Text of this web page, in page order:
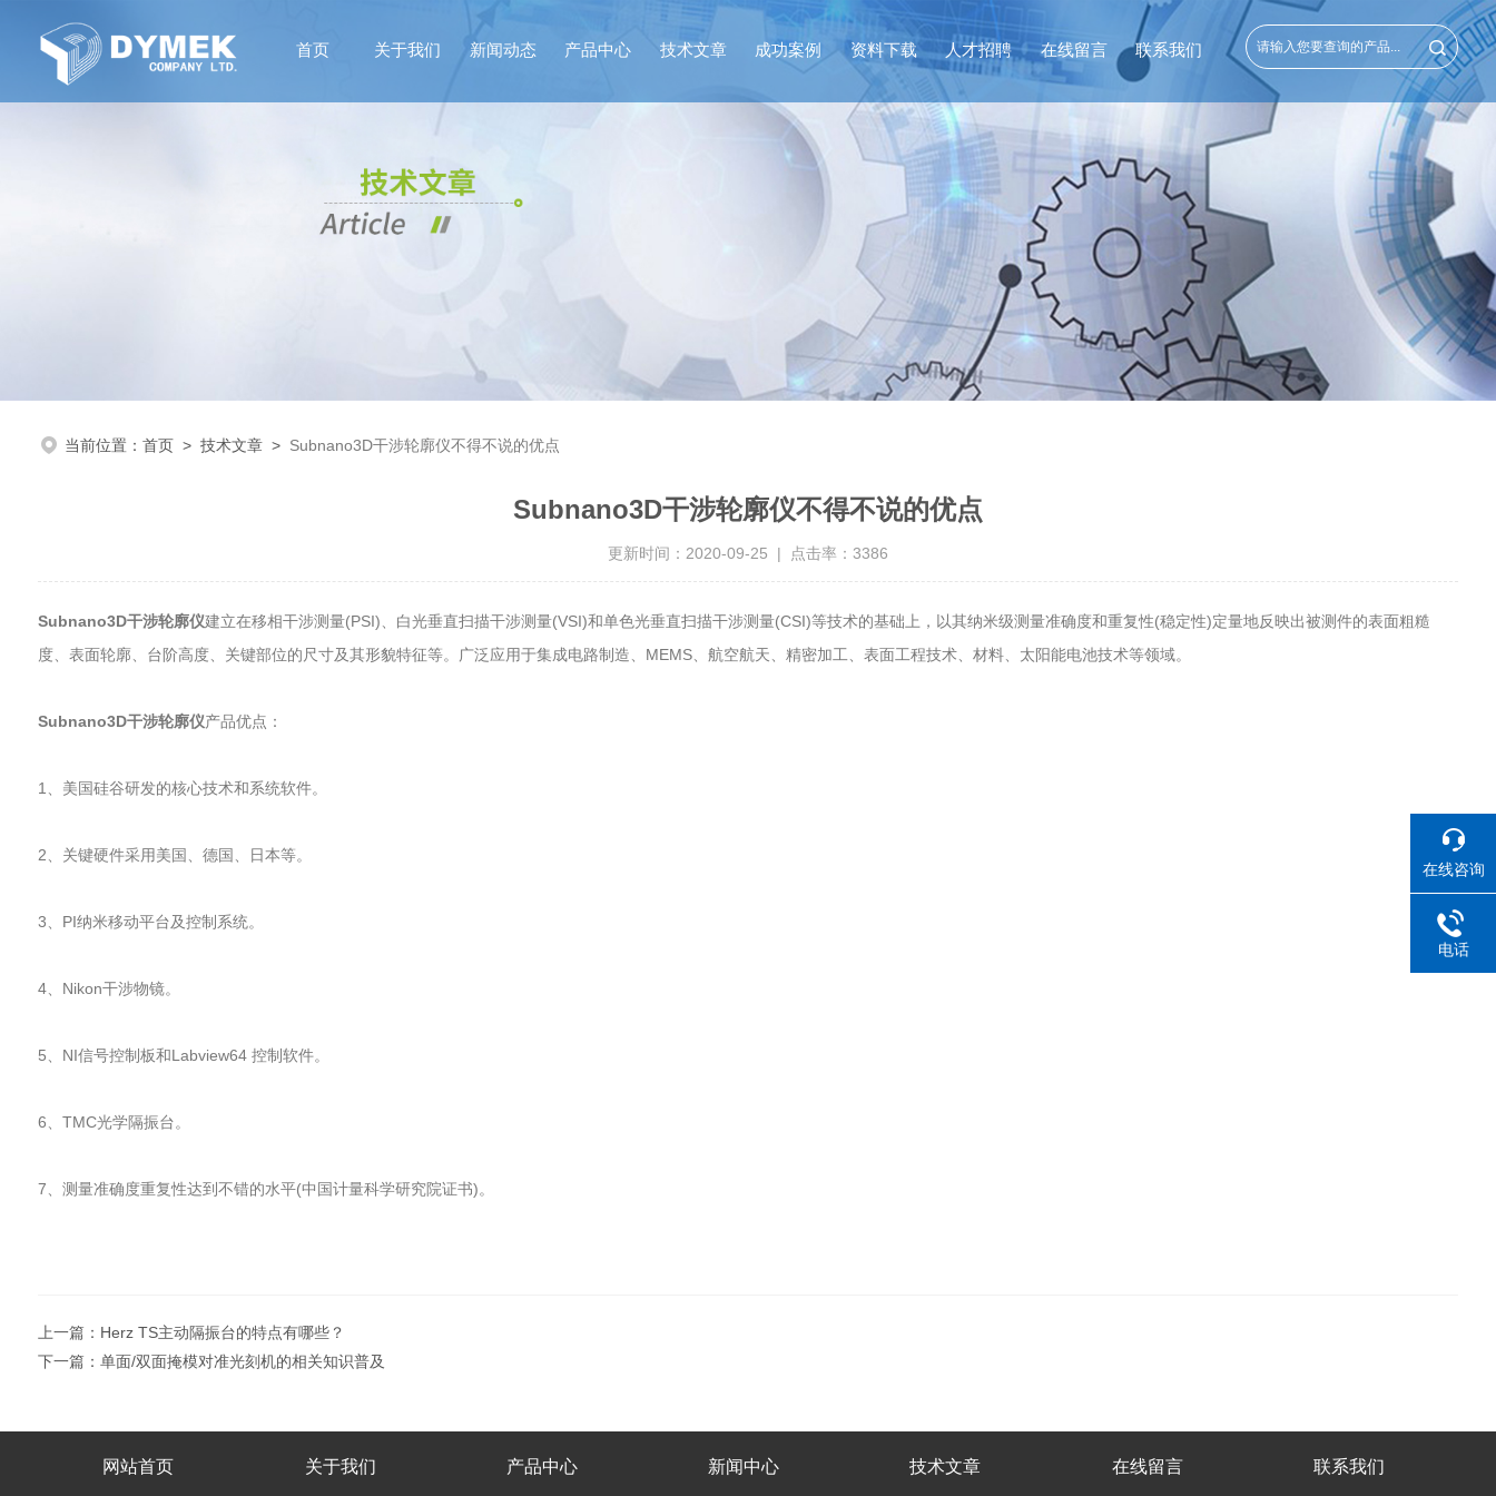
首页 关于我们 新闻动态 产品中心 技术文章 成功案例 资料下载 人才招聘 在线留言 联系我们
当前位置： 首页> 技术文章> Subnano3D干涉轮廓仪不得不说的优点
Subnano3D干涉轮廓仪不得不说的优点
更新时间：2020-09-25 | 点击率：3386
Subnano3D干涉轮廓仪建立在移相干涉测量(PSI)、白光垂直扫描干涉测量(VSI)和单色光垂直扫描干涉测量(CSI)等技术的基础上，以其纳米级测量准确度和重复性(稳定性)定量地反映出被测件的表面粗糙
度、表面轮廓、台阶高度、关键部位的尺寸及其形貌特征等。广泛应用于集成电路制造、MEMS、航空航天、精密加工、表面工程技术、材料、太阳能电池技术等领域。
Subnano3D干涉轮廓仪产品优点：
1、美国硅谷研发的核心技术和系统软件。
2、关键硬件采用美国、德国、日本等。
3、PI纳米移动平台及控制系统。
4、Nikon干涉物镜。
5、NI信号控制板和Labview64 控制软件。
6、TMC光学隔振台。
7、测量准确度重复性达到不错的水平(中国计量科学研究院证书)。
上一篇： Herz TS主动隔振台的特点有哪些？
下一篇： 单面/双面掩模对准光刻机的相关知识普及
网站首页 关于我们 产品中心 新闻中心 技术文章 在线留言 联系我们
在线咨询
电话